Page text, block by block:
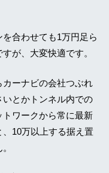
合わせても1万円足ら
が、大変快適です。
ーナビの会社つぶれ
とかトンネル内での
ワークから常に最新
10万以上する据え置